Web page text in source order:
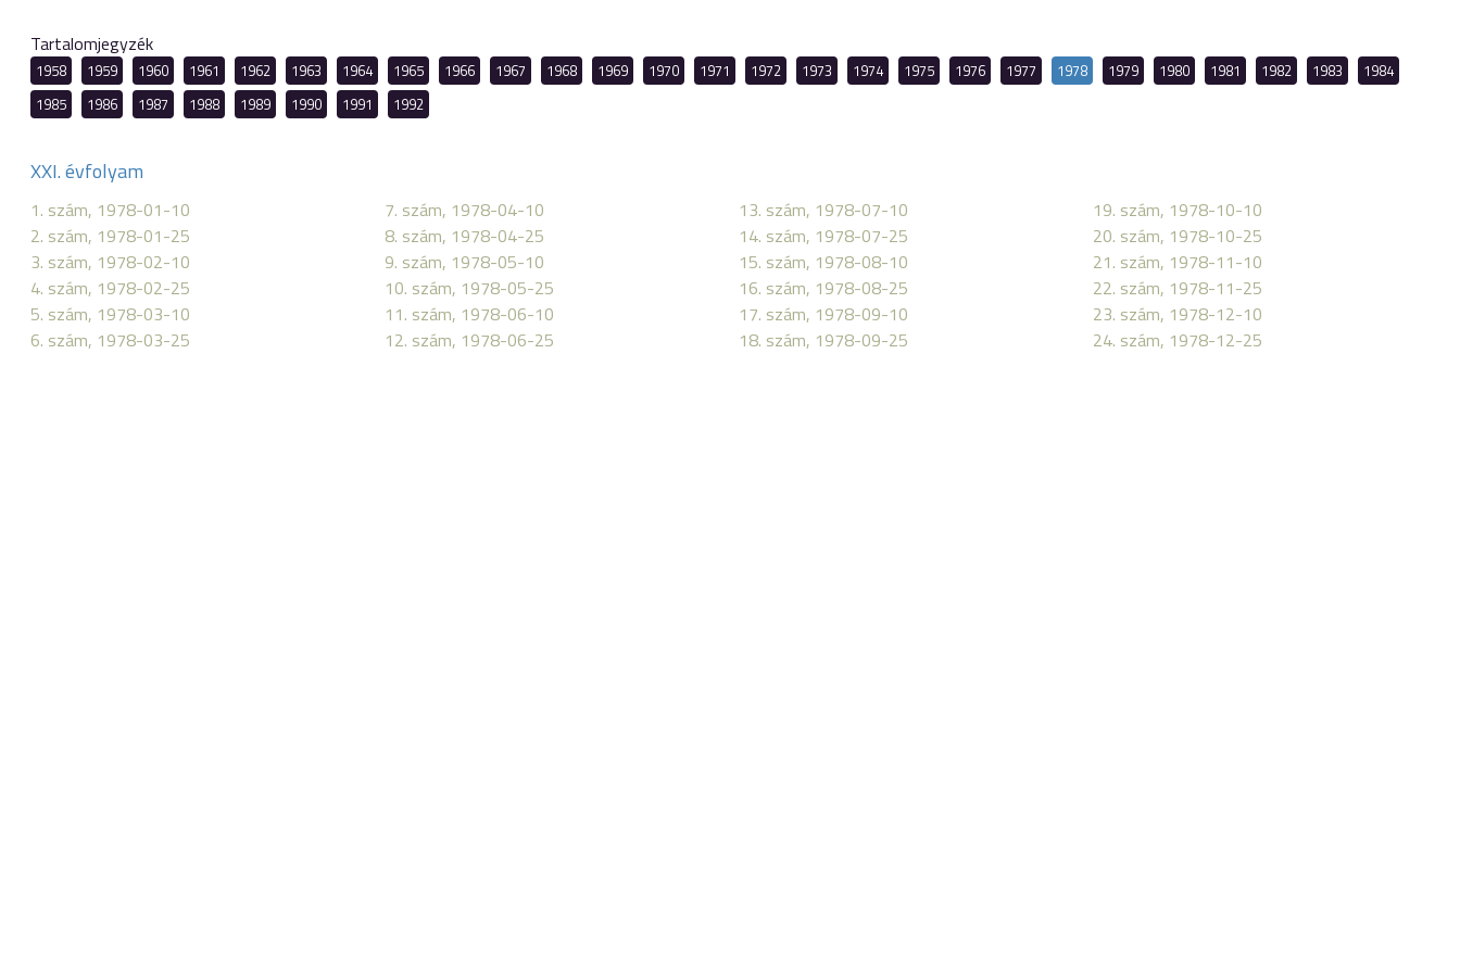
Tartalomjegyzék
1958 1959 1960 1961 1962 1963 1964 1965 1966 1967 1968 1969 1970 1971 1972 1973 1974 1975 1976 1977 1978 1979 1980 1981 1982 1983
1984
1985
1986 1987 1988 1989 1990 1991 1992
XXI. évfolyam
1. szám, 1978-01-10
2. szám, 1978-01-25
3. szám, 1978-02-10
4. szám, 1978-02-25
5. szám, 1978-03-10
6. szám, 1978-03-25
7. szám, 1978-04-10
8. szám, 1978-04-25
9. szám, 1978-05-10
10. szám, 1978-05-25
11. szám, 1978-06-10
12. szám, 1978-06-25
13. szám, 1978-07-10
14. szám, 1978-07-25
15. szám, 1978-08-10
16. szám, 1978-08-25
17. szám, 1978-09-10
18. szám, 1978-09-25
19. szám, 1978-10-10
20. szám, 1978-10-25
21. szám, 1978-11-10
22. szám, 1978-11-25
23. szám, 1978-12-10
24. szám, 1978-12-25